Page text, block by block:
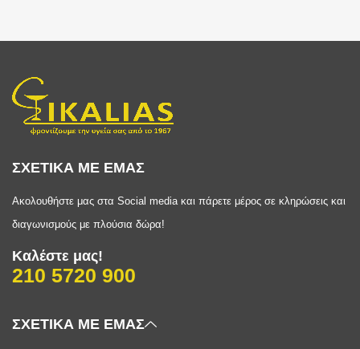
ΣΧΕΤΙΚΑ ΜΕ ΕΜΑΣ
Ακολουθήστε μας στα Social media και πάρετε μέρος σε κληρώσεις και
διαγωνισμούς με πλούσια δώρα!
Καλέστε μας!
210 5720 900
ΣΧΕΤΙΚΑ ΜΕ ΕΜΑΣ